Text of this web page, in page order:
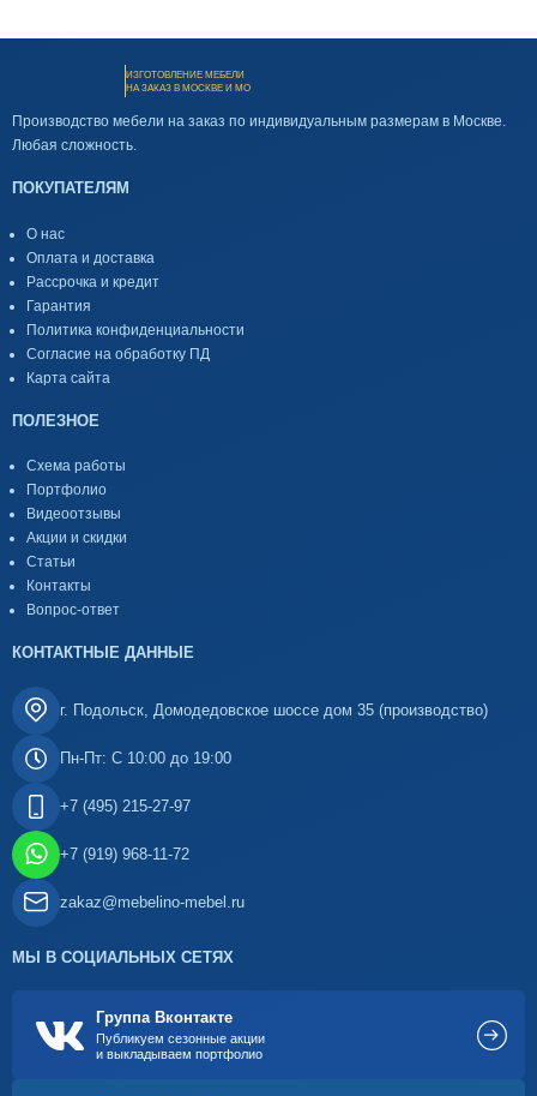
ИЗГОТОВЛЕНИЕ МЕБЕЛИ
НА ЗАКАЗ В МОСКВЕ И МО
Производство мебели на заказ по индивидуальным размерам в Москве.
Любая сложность.
ПОКУПАТЕЛЯМ
О нас
Оплата и доставка
Рассрочка и кредит
Гарантия
Политика конфиденциальности
Согласие на обработку ПД
Карта сайта
ПОЛЕЗНОЕ
Схема работы
Портфолио
Видеоотзывы
Акции и скидки
Статьи
Контакты
Вопрос-ответ
КОНТАКТНЫЕ ДАННЫЕ
г. Подольск, Домодедовское шоссе дом 35 (производство)
Пн-Пт: С 10:00 до 19:00
+7 (495) 215-27-97
+7 (919) 968-11-72
zakaz@mebelino-mebel.ru
МЫ В СОЦИАЛЬНЫХ СЕТЯХ
Группа Вконтакте
Публикуем сезонные акции
и выкладываем портфолио